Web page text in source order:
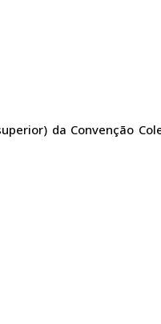
da Convenção